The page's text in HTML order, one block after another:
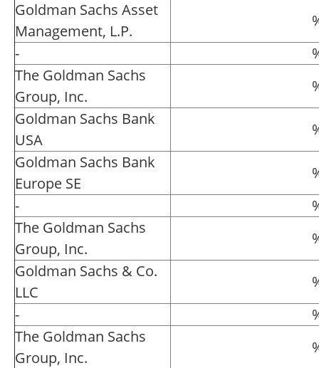
Goldman Sachs Asset
Management, L.P.
-
The Goldman Sachs
Group, Inc.
Goldman Sachs Bank
USA
Goldman Sachs Bank
Europe SE
-
The Goldman Sachs
Group, Inc.
Goldman Sachs & Co.
LLC
-
The Goldman Sachs
Group, Inc.